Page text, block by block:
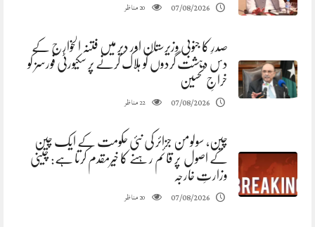
07/08/2026
20مناظر
صدرِ کا جنوبی وزیرستان اور دیر میں فتنہ الخوارج کے
دس دہشت گردوں کو ہلاک کرنے پر سکیورٹی فورسز کو
خراجِ تحسین
07/08/2026
22مناظر
چین، سولومن جزائر کی نئی حکومت کے ایک چین
کے اصول پر قائم رہنے کا خیرمقدم کرتا ہے: چینی
وزارتِ خارجہ
07/08/2026
20مناظر